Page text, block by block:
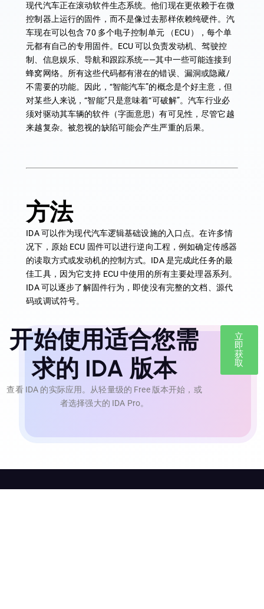
现代汽车正在滚动软件生态系统。他们现在更依赖于在微
控制器上运行的固件，而不是像过去那样依赖纯硬件。汽
车现在可以包含 70 多个电子控制单元 （ECU），每个单
元都有自己的专用固件。ECU 可以负责发动机、驾驶控
制、信息娱乐、导航和跟踪系统——其中一些可能连接到
蜂窝网络。所有这些代码都有潜在的错误、漏洞或隐藏/
不需要的功能。因此，“智能汽车”的概念是个好主意，但
对某些人来说，“智能”只是意味着“可破解”。汽车行业必
须对驱动其车辆的软件（字面意思）有可见性，尽管它越
来越复杂。被忽视的缺陷可能会产生严重的后果。
方法
IDA 可以作为现代汽车逻辑基础设施的入口点。在许多情
况下，原始 ECU 固件可以进行逆向工程，例如确定传感器
的读取方式或发动机的控制方式。IDA 是完成此任务的最
佳工具，因为它支持 ECU 中使用的所有主要处理器系列。
IDA 可以逐步了解固件行为，即使没有完整的文档、源代
码或调试符号。
开始使用适合您需
求的 IDA 版本
查看 IDA 的实际应用。从轻量级的 Free 版本开始，或
者选择强大的 IDA Pro。
立
即
获
取